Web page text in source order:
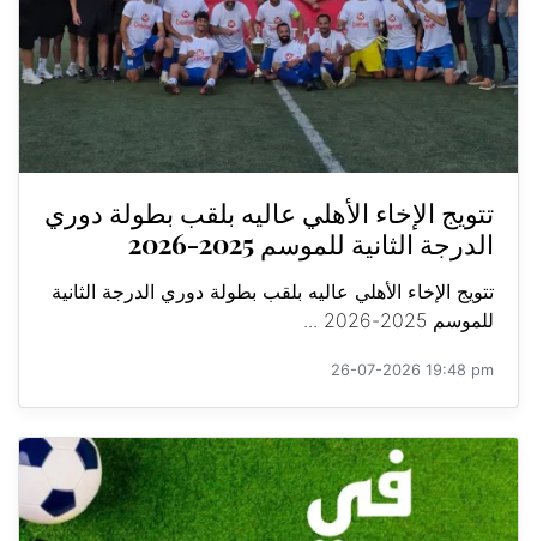
تتويج الإخاء الأهلي عاليه بلقب بطولة دوري
الدرجة الثانية للموسم 2025-2026
تتويج الإخاء الأهلي عاليه بلقب بطولة دوري الدرجة الثانية
للموسم 2025-2026 ...
26-07-2026 19:48 pm